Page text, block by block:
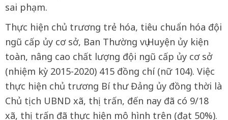
sai phạm.
Thực hiện chủ trương trẻ hóa, tiêu chuẩn hóa đội
ngũ cấp ủy cơ sở, Ban Thường vụ Huyện ủy kiện
toàn, nâng cao chất lượng đội ngũ cấp ủy cơ sở
(nhiệm kỳ 2015-2020) 415 đồng chí (nữ 104). Việc
thực hiện chủ trương Bí thư Đảng ủy đồng thời là
Chủ tịch UBND xã, thị trấn, đến nay đã có 9/18
xã, thị trấn đã thực hiện mô hình trên (đạt 50%).